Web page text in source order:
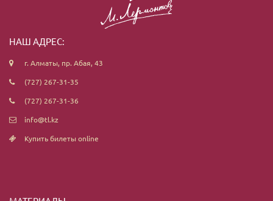
НАШ АДРЕС:
г. Алматы, пр. Абая, 43
(727) 267-31-35
(727) 267-31-36
info@tl.kz
Купить билеты online